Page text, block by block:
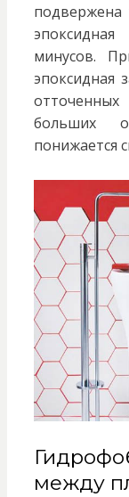
подвержена
минусов.
эпоксидная
больших
понижается
между